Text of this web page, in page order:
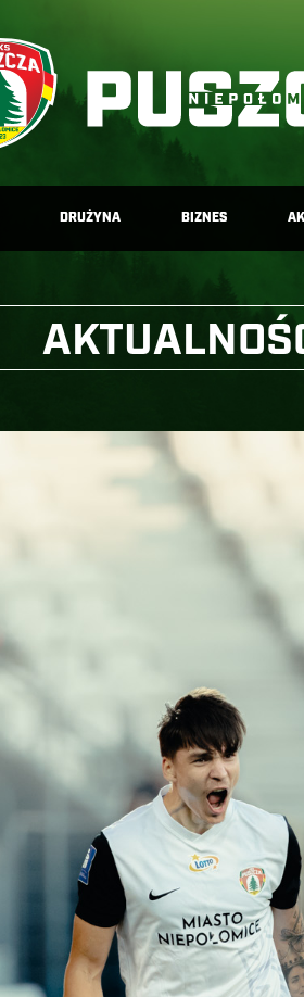
DRUŻYNA BIZNES